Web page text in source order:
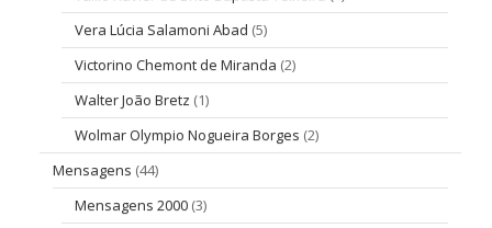
Vera Lúcia Salamoni Abad (5)
Victorino Chemont de Miranda (2)
Walter João Bretz (1)
Wolmar Olympio Nogueira Borges (2)
Mensagens (44)
Mensagens 2000 (3)